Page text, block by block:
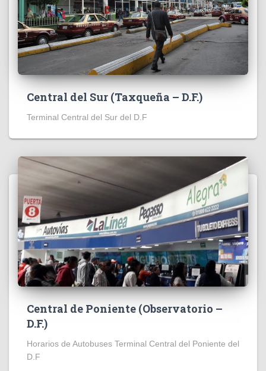
Central del Sur (Taxqueña – D.F.)
Terminal Central del Sur del D.F
Central de Poniente (Observatorio –
D.F.)
Horarios de Autobuses Terminal Central del Poniente del
D.F